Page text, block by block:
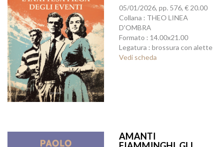
05/01/2026, pp. 576, € 20.00
Collana : THEO LINEA
D'OMBRA
Formato : 14.00x21.00
Legatura : brossura con alette
Vedi scheda
AMANTI